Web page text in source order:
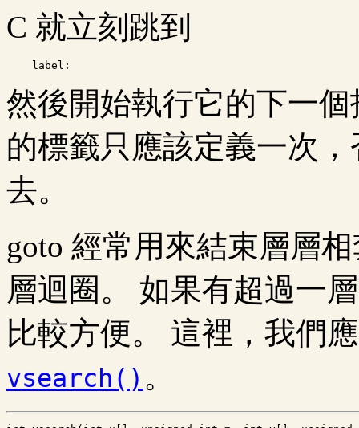
C 就立刻跳到
然後開始執行它的下一
的標籤只應該定義一次
去。
goto 經常用來結束層層
層迴圈。 如果有超過一
比較方便。 這裡，我們
vsearch() 。